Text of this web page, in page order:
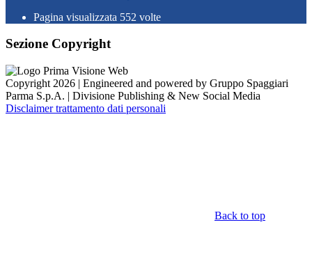
Pagina visualizzata 552 volte
Sezione Copyright
Copyright 2026 | Engineered and powered by Gruppo Spaggiari
Parma S.p.A. | Divisione Publishing & New Social Media
Disclaimer trattamento dati personali
Back to top